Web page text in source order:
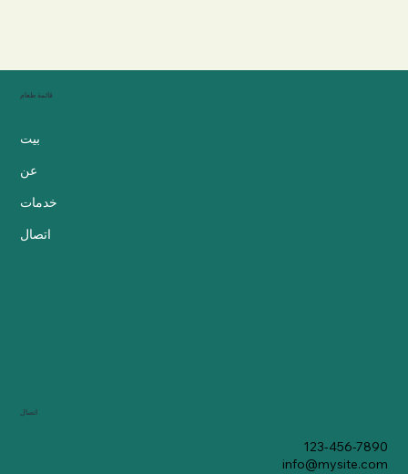
قائمة طعام
بيت
عن
خدمات
اتصال
اتصال
123-456-7890
info@mysite.com